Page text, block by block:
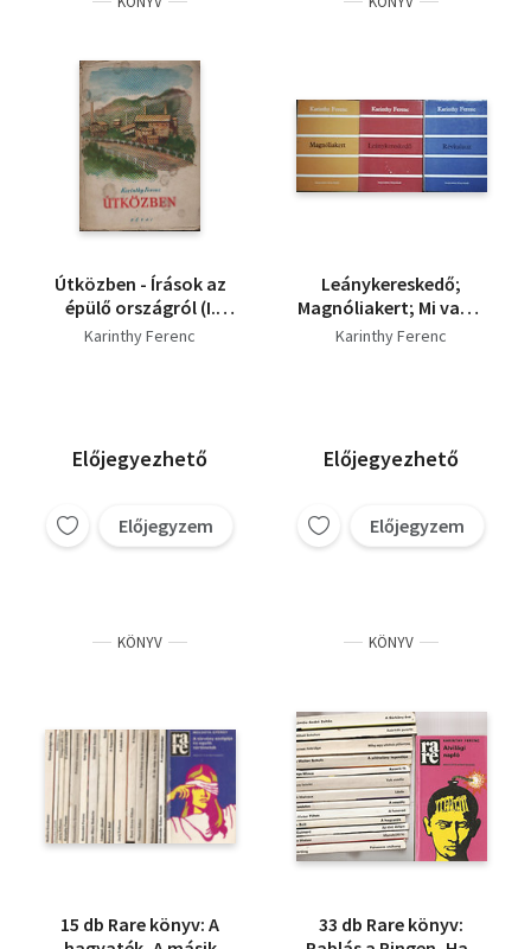
Útközben - Írások az
épülő országról (I.
kiadás)
Karinthy Ferenc
Előjegyezhető
Előjegyzem
Leánykereskedő;
Magnóliakert; Mi van a
Dunában?; Révkalauz;
Karinthy Ferenc
Előjegyezhető
Előjegyzem
KÖNYV
15 db Rare könyv: A
KÖNYV
33 db Rare könyv: